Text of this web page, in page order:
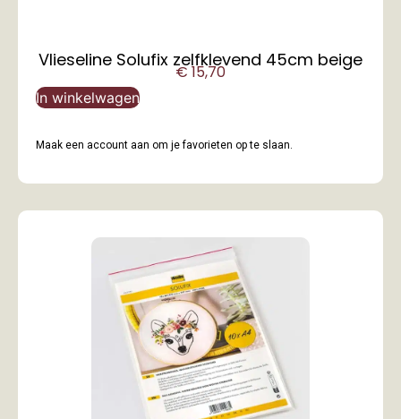
Vlieseline Solufix zelfklevend 45cm beige
€15,70
In winkelwagen
Maak een account aan om je favorieten op te slaan.